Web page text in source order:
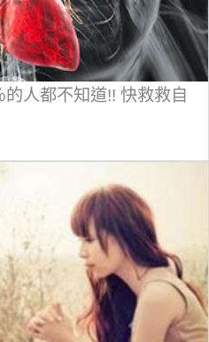
人都不知道!! 快救救自